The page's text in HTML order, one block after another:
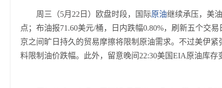
周三（5月22日）欧盘时段，国际原油继续承压，美
点；布油报71.60美元/桶，日内跌幅0.80%，刷新五个交
京之间旷日持久的贸易摩擦将限制原油需求。不过美伊
料限制油价跌幅。此外，留意晚间22:30美国EIA原油库存